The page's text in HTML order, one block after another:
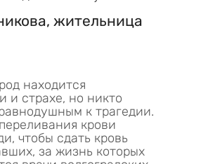
жительница
находится
и страхе, но никто
к трагедии.
крови
чтобы сдать кровь
за жизнь которых